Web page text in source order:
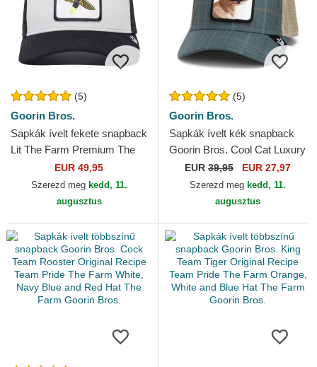
(5)
Goorin Bros.
Sapkák ívelt fekete snapback
Lit The Farm Premium The
Farm Goorin Bros.
EUR 49,95
Szerezd meg kedd, 11.
augusztus
(5)
Goorin Bros.
Sapkák ívelt kék snapback
Goorin Bros. Cool Cat Luxury
Moon The Farm Blue Hat The
Farm Goorin Bros.
EUR 39,95 EUR 27,97
Szerezd meg kedd, 11.
augusztus